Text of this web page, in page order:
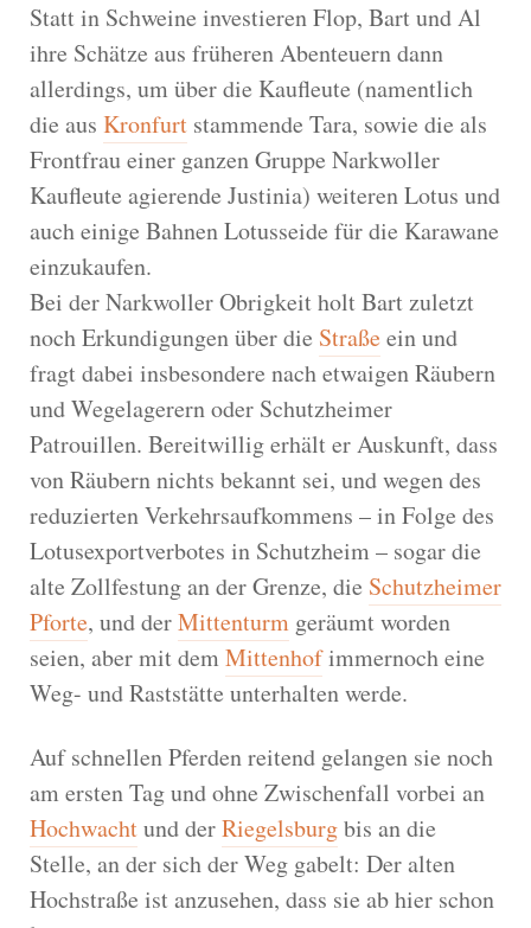
Statt in Schweine investieren Flop, Bart und Al
ihre Schätze aus früheren Abenteuern dann
allerdings, um über die Kaufleute (namentlich
die aus Kronfurt stammende Tara, sowie die als
Frontfrau einer ganzen Gruppe Narkwoller
Kaufleute agierende Justinia) weiteren Lotus und
auch einige Bahnen Lotusseide für die Karawane
einzukaufen.
Bei der Narkwoller Obrigkeit holt Bart zuletzt
noch Erkundigungen über die Straßeein und
fragt dabei insbesondere nach etwaigen Räubern
und Wegelagerern oder Schutzheimer
Patrouillen. Bereitwillig erhält er Auskunft, dass
von Räubern nichts bekannt sei, und wegen des
reduzierten Verkehrsaufkommens – in Folge des
Lotusexportverbotes in Schutzheim – sogar die
alte Zollfestung an der Grenze, die Schutzheimer
Pforte, und derMittenturm geräumt worden
seien, aber mit demMittenhofimmernoch eine
Weg- und Raststätte unterhalten werde.
Auf schnellen Pferden reitend gelangen sie noch
am ersten Tag und ohne Zwischenfall vorbei an
Hochwachtund derRiegelsburgbis an die
Stelle, an der sich der Weg gabelt: Der alten
Hochstraße ist anzusehen, dass sie ab hier schon